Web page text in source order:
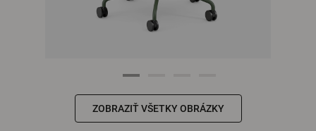
ZOBRAZIŤ VŠETKY OBRÁZKY